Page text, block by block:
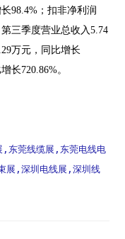
98.4%；扣非净利润
三季度营业总收入5.74
万元，同比增长
长720.86%。
东莞线缆展,东莞电线电
展,深圳电线展,深圳线